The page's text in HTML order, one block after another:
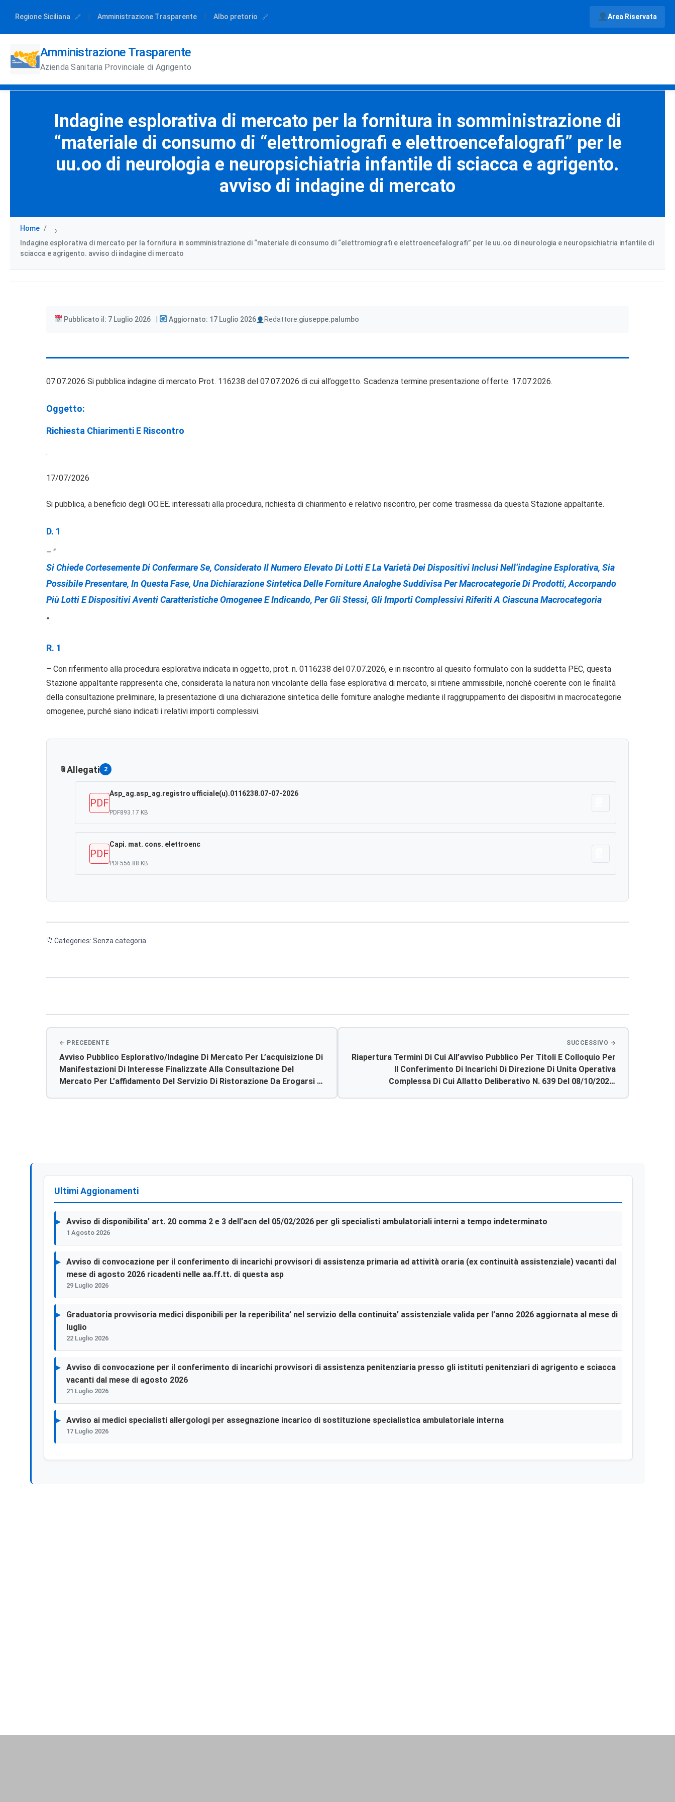
Regione Siciliana Amministrazione Trasparente Albo pretorio Area Riservata
Amministrazione Trasparente
Azienda Sanitaria Provinciale di Agrigento
Indagine esplorativa di mercato per la fornitura in somministrazione di
“materiale di consumo di “elettromiografi e elettroencefalografi” per le
uu.oo di neurologia e neuropsichiatria infantile di sciacca e agrigento.
avviso di indagine di mercato
Home ›
Indagine esplorativa di mercato per la fornitura in somministrazione di “materiale di consumo di “elettromiografi e elettroencefalografi” per le uu.oo di neurologia e neuropsichiatria infantile di
sciacca e agrigento. avviso di indagine di mercato
Pubblicato il: 7 Luglio 2026 Aggiornato: 17 Luglio 2026 Redattore:
Author giuseppe.palumbo
07.07.2026 Si pubblica indagine di mercato Prot. 116238 del 07.07.2026 di cui all’oggetto. Scadenza termine presentazione offerte: 17.07.2026.
Oggetto:
Richiesta Chiarimenti E Riscontro
.
17/07/2026
Si pubblica, a beneficio degli OO.EE. interessati alla procedura, richiesta di chiarimento e relativo riscontro, per come trasmessa da questa Stazione appaltante.
D. 1
– “
Si Chiede Cortesemente Di Confermare Se, Considerato Il Numero Elevato Di Lotti E La Varietà Dei Dispositivi Inclusi Nell’indagine Esplorativa, Sia
Possibile Presentare, In Questa Fase, Una Dichiarazione Sintetica Delle Forniture Analoghe Suddivisa Per Macrocategorie Di Prodotti, Accorpando
Più Lotti E Dispositivi Aventi Caratteristiche Omogenee E Indicando, Per Gli Stessi, Gli Importi Complessivi Riferiti A Ciascuna Macrocategoria
”.
R. 1
– Con riferimento alla procedura esplorativa indicata in oggetto, prot. n. 0116238 del 07.07.2026, e in riscontro al quesito formulato con la suddetta PEC, questa
Stazione appaltante rappresenta che, considerata la natura non vincolante della fase esplorativa di mercato, si ritiene ammissibile, nonché coerente con le finalità
della consultazione preliminare, la presentazione di una dichiarazione sintetica delle forniture analoghe mediante il raggruppamento dei dispositivi in macrocategorie
omogenee, purché siano indicati i relativi importi complessivi.
Allegati 2
PDF
Asp_ag.asp_ag.registro ufficiale(u).0116238.07-07-2026
PDF893.17 KB Scarica
PDF
Capi. mat. cons. elettroenc
PDF556.88 KB Scarica
Categories: Senza categoria
articoli
Avviso Pubblico Esplorativo/indagine Di Mercato Per L’acquisizione Di
Manifestazioni Di Interesse Finalizzate Alla Consultazione Del
Mercato Per L’affidamento Del Servizio Di Ristorazione Da Erogarsi In
Riapertura Termini Di Cui All’avviso Pubblico Per Titoli E Colloquio Per
Il Conferimento Di Incarichi Di Direzione Di Unita Operativa
Complessa Di Cui Allatto Deliberativo N. 639 Del 08/10/2024,
Ultimi Aggionamenti
Avviso di disponibilita’ art. 20 comma 2 e 3 dell’acn del 05/02/2026 per gli specialisti ambulatoriali interni a tempo indeterminato
1 Agosto 2026
Avviso di convocazione per il conferimento di incarichi provvisori di assistenza primaria ad attività oraria (ex continuità assistenziale) vacanti dal
mese di agosto 2026 ricadenti nelle aa.ff.tt. di questa asp
29 Luglio 2026
Graduatoria provvisoria medici disponibili per la reperibilita’ nel servizio della continuita’ assistenziale valida per l’anno 2026 aggiornata al mese di
luglio
22 Luglio 2026
Avviso di convocazione per il conferimento di incarichi provvisori di assistenza penitenziaria presso gli istituti penitenziari di agrigento e sciacca
vacanti dal mese di agosto 2026
21 Luglio 2026
Avviso ai medici specialisti allergologi per assegnazione incarico di sostituzione specialistica ambulatoriale interna
17 Luglio 2026